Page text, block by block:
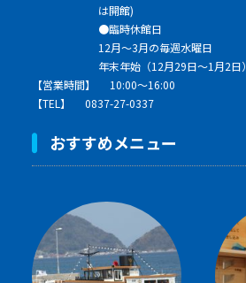
は開館)
●臨時休館日
12月～3月の毎週水曜日
年末年始（12月29日～1月2日）
【営業時間】
10:00～16:00
【TEL】
0837-27-0337
おすすめメニュー